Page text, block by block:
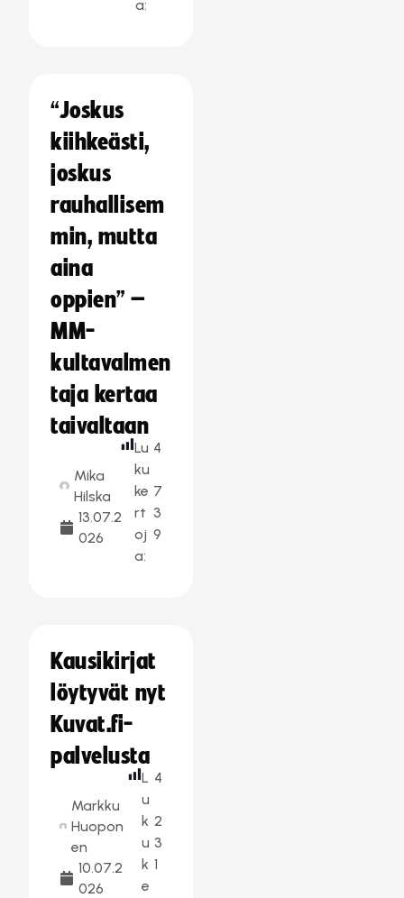
a:
“Joskus
kiihkeästi,
joskus
rauhallisem
min, mutta
aina
oppien” –
MM-
kultavalmen
taja kertaa
taivaltaan
Mika
Hilska
13.07.2
026
Lu
ku
ke
rt
oj
a:
4
7
3
9
Kausikirjat
löytyvät nyt
Kuvat.fi-
palvelusta
Markku
Huopon
en
10.07.2
026
L
u
k
u
k
e
4
2
3
1